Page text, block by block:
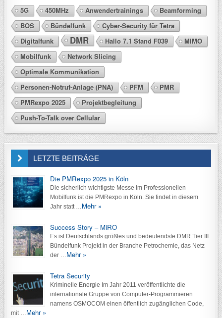
5G 450MHz Anwendertrainings
Beamforming
BOS
Bündelfunk
Cyber-Security für Tetra
Digitalfunk
DMR Hallo 7.1 Stand F039
MIMO
Mobilfunk
Network Slicing
Optimale Kommunikation
Personen-Notruf-Anlage (PNA)
PFM
PMR
PMRexpo 2025
Projektbegleitung
Push-To-Talk over Cellular
LETZTE BEITRÄGE
Die PMRexpo 2025 in Köln
Die sicherlich wichtigste Messe im Professionellen
Mobilfunk ist die PMRexpo in Köln. Sie findet in diesem
Jahr statt …Mehr »
Success Story – MiRO
Es ist Deutschlands größtes und bedeutendste DMR Tier III
Bündelfunk Projekt in der Branche Petrochemie, das Netz
der …Mehr »
Tetra Security
Kriminelle Energie Im Jahr 2011 veröffentlichte die
internationale Gruppe von Computer-Programmieren
namens OSMOCOM einen öffentlich zugänglichen Code,
mit …Mehr »